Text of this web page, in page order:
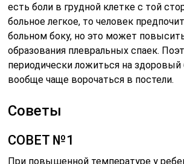
есть боли в грудной клетке с той
больное легкое, то человек
больном боку, но это может
образования плевральных спаек.
периодически ложиться на здоровый
вообще чаще ворочаться в постели.
Советы
СОВЕТ №1
При повышенной температуре у